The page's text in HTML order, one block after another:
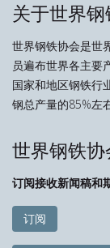
关于世界
世界钢铁协会是世
员遍布世界各主要
国家和地区钢铁行
钢总产量的85%左
世界钢铁协
订阅接收新闻稿和
订阅